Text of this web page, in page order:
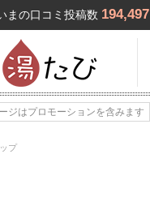
まの口コミ投稿数 194,497
ジはプロモーションを含みます
ップ